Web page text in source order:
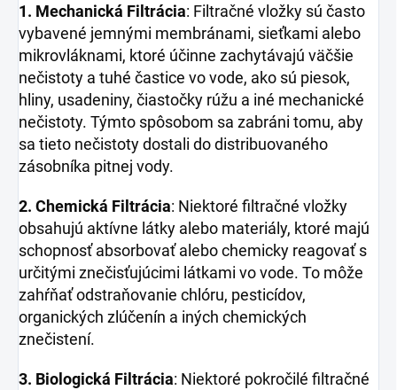
1. Mechanická Filtrácia: Filtračné vložky sú často
vybavené jemnými membránami, sieťkami alebo
mikrovláknami, ktoré účinne zachytávajú väčšie
nečistoty a tuhé častice vo vode, ako sú piesok,
hliny, usadeniny, čiastočky rúžu a iné mechanické
nečistoty. Týmto spôsobom sa zabráni tomu, aby
sa tieto nečistoty dostali do distribuovaného
zásobníka pitnej vody.
2. Chemická Filtrácia: Niektoré filtračné vložky
obsahujú aktívne látky alebo materiály, ktoré majú
schopnosť absorbovať alebo chemicky reagovať s
určitými znečisťujúcimi látkami vo vode. To môže
zahŕňať odstraňovanie chlóru, pesticídov,
organických zlúčenín a iných chemických
znečistení.
3. Biologická Filtrácia: Niektoré pokročilé filtračné